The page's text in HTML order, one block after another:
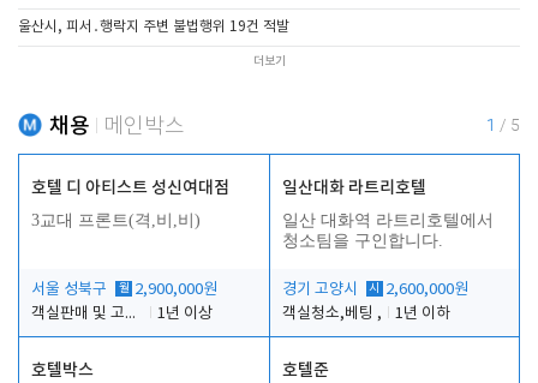
울산시, 피서․행락지 주변 불법행위 19건 적발
더보기
채용 메인박스 1 / 5
호텔 디 아티스트 성신여대점
3교대 프론트(격,비,비)
서울 성북구 월 2,900,000원
객실판매 및 고객응대
1년 이상
일산대화 라트리호텔
일산 대화역 라트리호텔에서
청소팀을 구인합니다.
경기 고양시 시
2,600,000원
객실청소,베팅 ,
1년 이하
호텔박스 호텔준